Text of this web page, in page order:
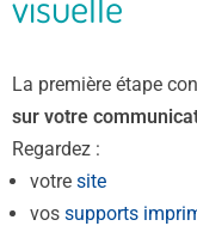
La première étape
sur votre
Regardez :
votre site
vos supports